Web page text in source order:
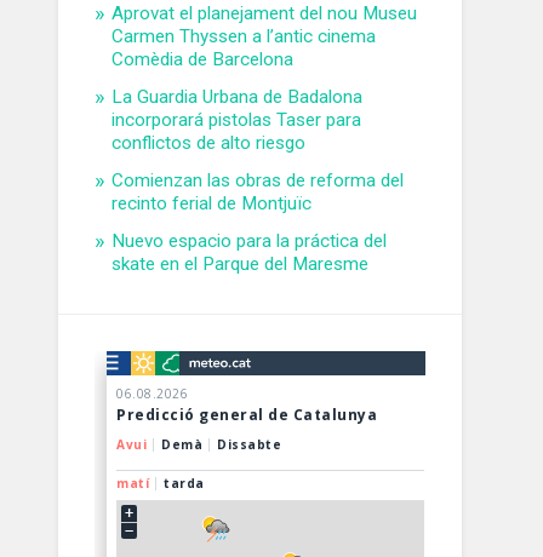
Aprovat el planejament del nou Museu
Carmen Thyssen a l’antic cinema
Comèdia de Barcelona
La Guardia Urbana de Badalona
incorporará pistolas Taser para
conflictos de alto riesgo
Comienzan las obras de reforma del
recinto ferial de Montjuïc
Nuevo espacio para la práctica del
skate en el Parque del Maresme